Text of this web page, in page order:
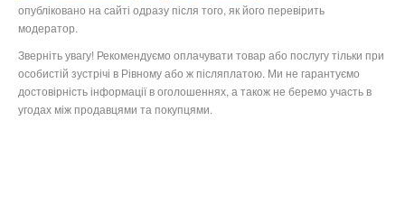
опубліковано на сайті одразу після того, як його перевірить
модератор.
Зверніть увагу! Рекомендуємо оплачувати товар або послугу тільки при
особистій зустрічі в Рівному або ж післяплатою. Ми не гарантуємо
достовірність інформації в оголошеннях, а також не беремо участь в
угодах між продавцями та покупцями.